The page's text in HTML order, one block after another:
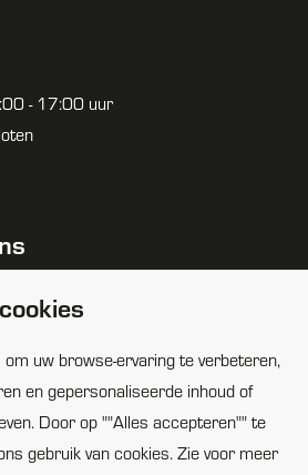
- 17:00 uur
uw browse-ervaring te verbeteren,
en gepersonaliseerde inhoud of
Door op ""Alles accepteren"" te
gebruik van cookies. Zie voor meer